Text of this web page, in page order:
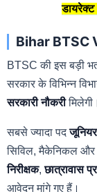
Bihar BTSC
BTSC की इस बड़ी
सरकार के विभिन्न
सरकारी नौकरीमिलेगी।
सबसे ज्यादा पद
सिविल, मैकेनिकल और
निरीक्षक,छात्रावास
आवेदन मांगे गए हैं।